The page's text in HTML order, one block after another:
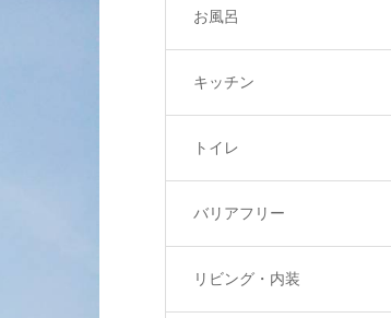
お風呂
キッチン
トイレ
バリアフリー
リビング・内装